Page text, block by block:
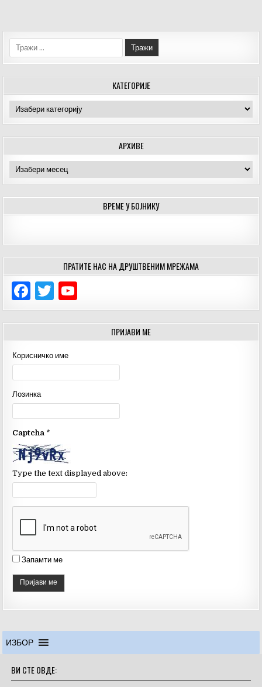
o
k
Тражи:
КАТЕГОРИЈЕ
Категорије
АРХИВЕ
Архиве
ВРЕМЕ У БОЈНИКУ
ПРАТИТЕ НАС НА ДРУШТВЕНИМ МРЕЖАМА
F
a
c
e
b
o
o
k
T
w
it
te
r
o
u
T
u
b
e
C
n
n
ПРИЈАВИ МЕ
Корисничко име
Лозинка
Captcha *
Type the text displayed above:
Запамти ме
ИЗБОР
ВИ СТЕ ОВДЕ: